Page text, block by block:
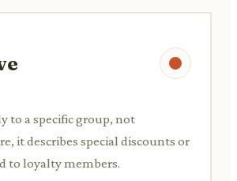
to a specific group, not
it describes special discounts or
to loyalty members.